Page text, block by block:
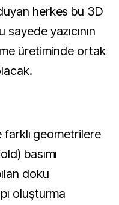
herkes bu 3D
sayede yazıcının
üretiminde ortak
farklı geometrilere
basımı
doku
oluşturma